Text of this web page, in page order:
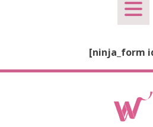
[ninja_form